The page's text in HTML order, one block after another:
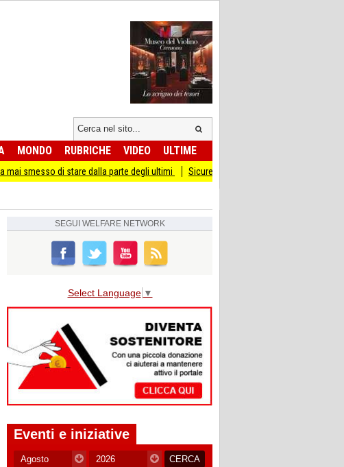
MONDO RUBRICHE VIDEO ULTIME
di stare dalla parte degli ultimi Sicurezza I Giovani Democratici ribattono ai
SEGUI WELFARE NETWORK
Select Language ▼
Eventi e iniziative